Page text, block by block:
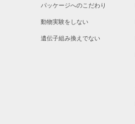
パッケージへのこだわり
動物実験をしない
遺伝子組み換えでない